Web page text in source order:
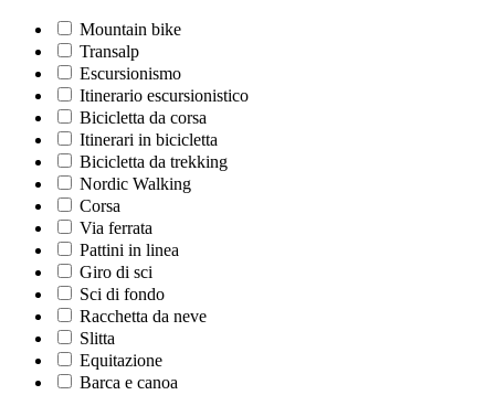
Mountain bike
Transalp
Escursionismo
Itinerario escursionistico
Bicicletta da corsa
Itinerari in bicicletta
Bicicletta da trekking
Nordic Walking
Corsa
Via ferrata
Pattini in linea
Giro di sci
Sci di fondo
Racchetta da neve
Slitta
Equitazione
Barca e canoa